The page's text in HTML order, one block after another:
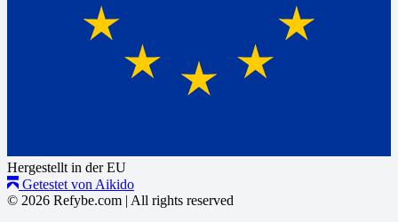
Hergestellt in der EU
Getestet von Aikido
© 2026 Refybe.com | All rights reserved